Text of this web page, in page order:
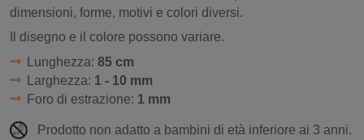
dimensioni, forme, motivi e colori diversi.
Il disegno e il colore possono variare.
Lunghezza: 85 cm
Larghezza: 1 - 10 mm
Foro di estrazione: 1 mm
Prodotto non adatto a bambini di età inferiore ai 3 anni.